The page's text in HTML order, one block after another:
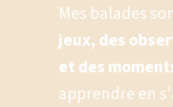
Mes balades
jeux, des
et des
apprendre en